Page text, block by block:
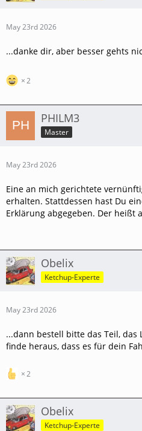
May 23rd 2026
...danke dir, aber besser gehts
2
PHILM3
Master
May 23rd 2026
Eine an mich gerichtete
erhalten. Stattdessen hast Du
Erklärung abgegeben. Der heißt
Obelix
Ketchup-Experte
May 23rd 2026
...dann bestell bitte das Teil,
finde heraus, dass es für dein
2
Obelix
Ketchup-Experte